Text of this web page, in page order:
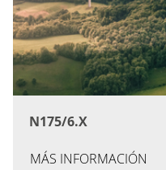
N175/6.X
MÁS INFORMACIÓN